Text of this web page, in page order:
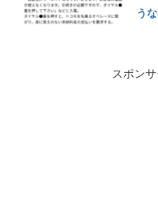
う
スポン